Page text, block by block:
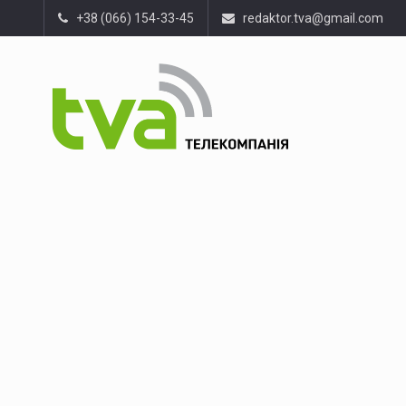
+38 (066) 154-33-45 redaktor.tva@gmail.com